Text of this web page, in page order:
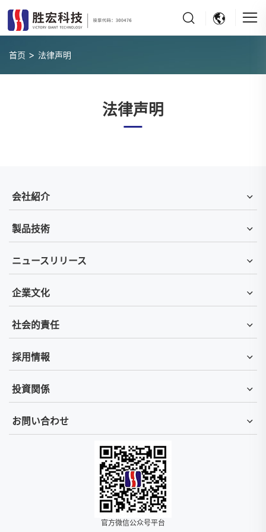
首页 > 法律声明
法律声明
会社紹介
製品技術
ニュースリリース
企業文化
社会的責任
採用情報
投資関係
お問い合わせ
官方微信公众号平台